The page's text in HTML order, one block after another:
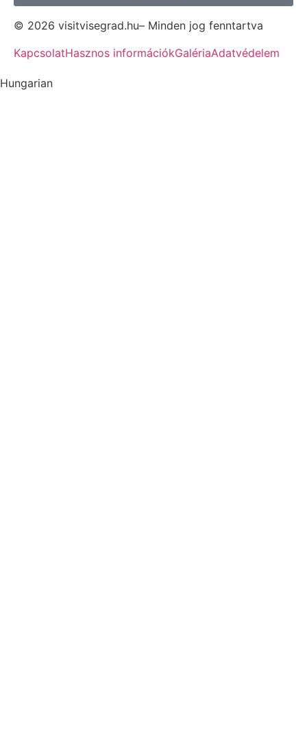
© 2026 visitvisegrad.hu– Minden jog fenntartva
KapcsolatHasznos információkGalériaAdatvédelem
Hungarian